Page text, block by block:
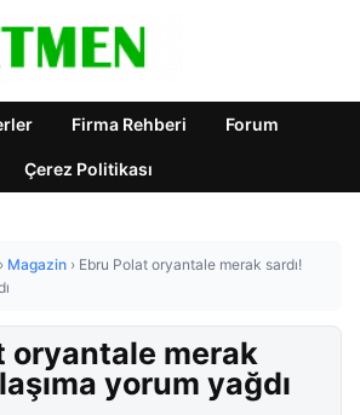
Firma Rehberi Forum
Çerez Politikası
› Magazin › Ebru Polat oryantale merak sardı!
oryantale merak
yorum yağdı